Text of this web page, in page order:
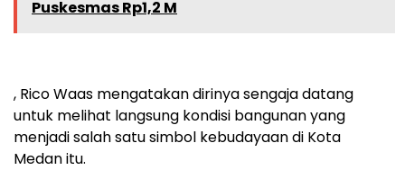
Puskesmas Rp1,2 M
, Rico Waas mengatakan dirinya sengaja datang
untuk melihat langsung kondisi bangunan yang
menjadi salah satu simbol kebudayaan di Kota
Medan itu.